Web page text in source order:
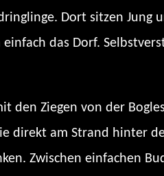
Dort sitzen Jung
das Dorf.
den Ziegen von der
direkt am Strand hinter
Zwischen einfachen